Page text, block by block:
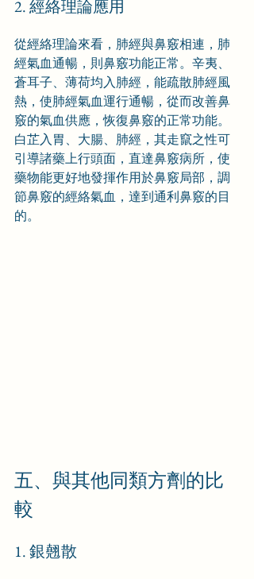
2. 經絡理論應用
從經絡理論來看，肺經與鼻竅相連，肺
經氣血通暢，則鼻竅功能正常。辛夷、
蒼耳子、薄荷均入肺經，能疏散肺經風
熱，使肺經氣血運行通暢，從而改善鼻
竅的氣血供應，恢復鼻竅的正常功能。
白芷入胃、大腸、肺經，其走竄之性可
引導諸藥上行頭面，直達鼻竅病所，使
藥物能更好地發揮作用於鼻竅局部，調
節鼻竅的經絡氣血，達到通利鼻竅的目
的。
五、與其他同類方劑的比
較
1. 銀翹散